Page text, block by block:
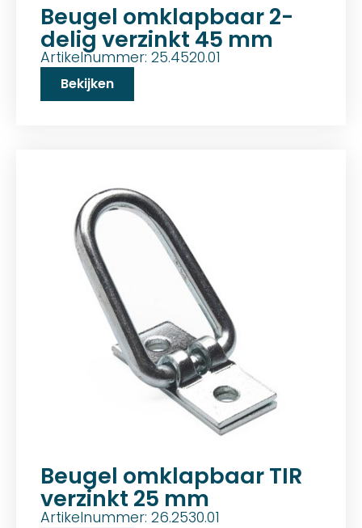
Beugel omklapbaar 2-
delig verzinkt 45 mm
Artikelnummer: 25.4520.01
Bekijken
Beugel omklapbaar TIR
verzinkt 25 mm
Artikelnummer: 26.2530.01